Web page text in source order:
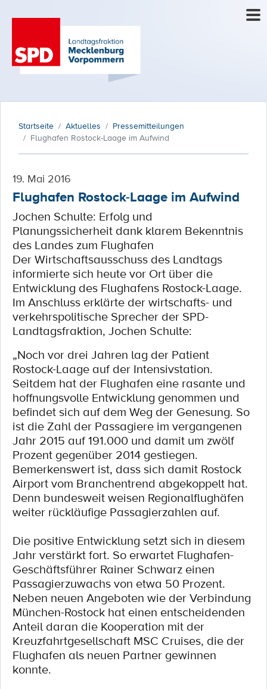
Startseite Aktuelles
Pressemitteilungen
Flughafen Rostock-Laage im Aufwind
19. Mai 2016
Flughafen Rostock-Laage im Aufwind
Jochen Schulte: Erfolg und
Planungssicherheit dank klarem Bekenntnis
des Landes zum Flughafen
Der Wirtschaftsausschuss des Landtags
informierte sich heute vor Ort über die
Entwicklung des Flughafens Rostock-Laage.
Im Anschluss erklärte der wirtschafts- und
verkehrspolitische Sprecher der SPD-
Landtagsfraktion, Jochen Schulte:
„Noch vor drei Jahren lag der Patient
Rostock-Laage auf der Intensivstation.
Seitdem hat der Flughafen eine rasante und
hoffnungsvolle Entwicklung genommen und
befindet sich auf dem Weg der Genesung. So
ist die Zahl der Passagiere im vergangenen
Jahr 2015 auf 191.000 und damit um zwölf
Prozent gegenüber 2014 gestiegen.
Bemerkenswert ist, dass sich damit Rostock
Airport vom Branchentrend abgekoppelt hat.
Denn bundesweit weisen Regionalflughäfen
weiter rückläufige Passagierzahlen auf.
Die positive Entwicklung setzt sich in diesem
Jahr verstärkt fort. So erwartet Flughafen-
Geschäftsführer Rainer Schwarz einen
Passagierzuwachs von etwa 50 Prozent.
Neben neuen Angeboten wie der Verbindung
München-Rostock hat einen entscheidenden
Anteil daran die Kooperation mit der
Kreuzfahrtgesellschaft MSC Cruises, die der
Flughafen als neuen Partner gewinnen
konnte.